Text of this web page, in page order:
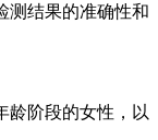
测结果的准确性和
龄阶段的女性，以